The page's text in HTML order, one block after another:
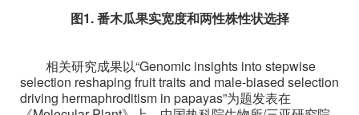
图1. 番木瓜果实宽度和两性株性状选择
相关研究成果以“Genomic insights into stepwise
selection reshaping fruit traits and male-biased selection
driving hermaphroditism in papayas”为题发表在